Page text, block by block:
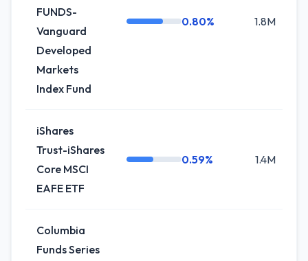
FUNDS-
Vanguard
Developed
Markets
Index Fund
0.80% 1.8M
iShares
Trust-iShares
Core MSCI
EAFE ETF
0.59% 1.4M
Columbia
Funds Series